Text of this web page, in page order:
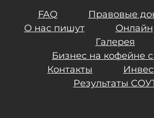
FAQ
Правовые
О нас пишут
Онлайн
Галерея
Бизнес на кофейне
Контакты
Результаты